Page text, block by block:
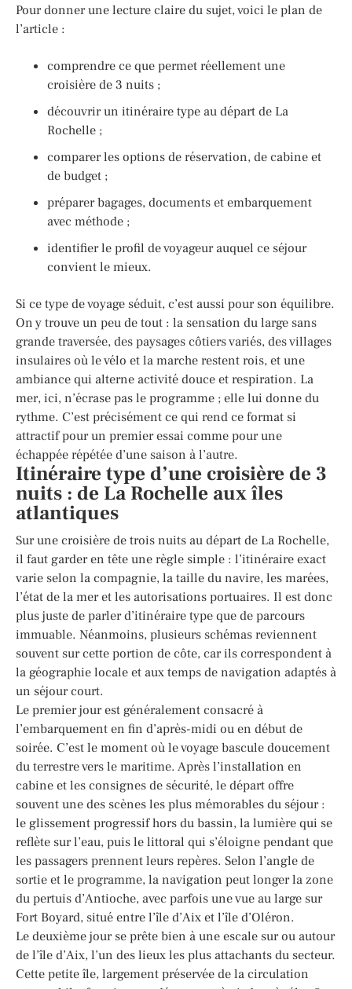
Pour donner une lecture claire du sujet, voici le plan de
l’article :
comprendre ce que permet réellement une
croisière de 3 nuits ;
découvrir un itinéraire type au départ de La
Rochelle ;
comparer les options de réservation, de cabine et
de budget ;
préparer bagages, documents et embarquement
avec méthode ;
identifier le profil de voyageur auquel ce séjour
convient le mieux.
Si ce type de voyage séduit, c’est aussi pour son équilibre.
On y trouve un peu de tout : la sensation du large sans
grande traversée, des paysages côtiers variés, des villages
insulaires où le vélo et la marche restent rois, et une
ambiance qui alterne activité douce et respiration. La
mer, ici, n’écrase pas le programme ; elle lui donne du
rythme. C’est précisément ce qui rend ce format si
attractif pour un premier essai comme pour une
échappée répétée d’une saison à l’autre.
Itinéraire type d’une croisière de 3
nuits : de La Rochelle aux îles
atlantiques
Sur une croisière de trois nuits au départ de La Rochelle,
il faut garder en tête une règle simple : l’itinéraire exact
varie selon la compagnie, la taille du navire, les marées,
l’état de la mer et les autorisations portuaires. Il est donc
plus juste de parler d’itinéraire type que de parcours
immuable. Néanmoins, plusieurs schémas reviennent
souvent sur cette portion de côte, car ils correspondent à
la géographie locale et aux temps de navigation adaptés à
un séjour court.
Le premier jour est généralement consacré à
l’embarquement en fin d’après-midi ou en début de
soirée. C’est le moment où le voyage bascule doucement
du terrestre vers le maritime. Après l’installation en
cabine et les consignes de sécurité, le départ offre
souvent une des scènes les plus mémorables du séjour :
le glissement progressif hors du bassin, la lumière qui se
reflète sur l’eau, puis le littoral qui s’éloigne pendant que
les passagers prennent leurs repères. Selon l’angle de
sortie et le programme, la navigation peut longer la zone
du pertuis d’Antioche, avec parfois une vue au large sur
Fort Boyard, situé entre l’île d’Aix et l’île d’Oléron.
Le deuxième jour se prête bien à une escale sur ou autour
de l’île d’Aix, l’un des lieux les plus attachants du secteur.
Cette petite île, largement préservée de la circulation